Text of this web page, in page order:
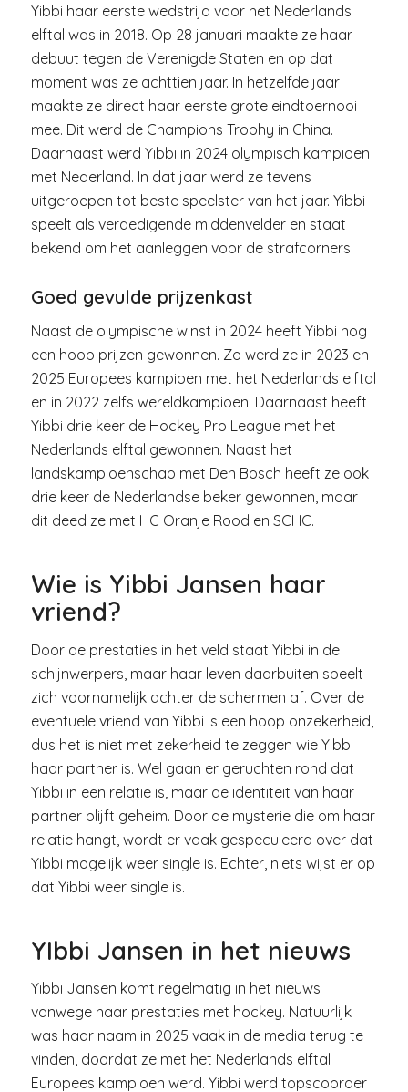
Yibbi haar eerste wedstrijd voor het Nederlands
elftal was in 2018. Op 28 januari maakte ze haar
debuut tegen de Verenigde Staten en op dat
moment was ze achttien jaar. In hetzelfde jaar
maakte ze direct haar eerste grote eindtoernooi
mee. Dit werd de Champions Trophy in China.
Daarnaast werd Yibbi in 2024 olympisch kampioen
met Nederland. In dat jaar werd ze tevens
uitgeroepen tot beste speelster van het jaar. Yibbi
speelt als verdedigende middenvelder en staat
bekend om het aanleggen voor de strafcorners.
Goed gevulde prijzenkast
Naast de olympische winst in 2024 heeft Yibbi nog
een hoop prijzen gewonnen. Zo werd ze in 2023 en
2025 Europees kampioen met het Nederlands elftal
en in 2022 zelfs wereldkampioen. Daarnaast heeft
Yibbi drie keer de Hockey Pro League met het
Nederlands elftal gewonnen. Naast het
landskampioenschap met Den Bosch heeft ze ook
drie keer de Nederlandse beker gewonnen, maar
dit deed ze met HC Oranje Rood en SCHC.
Wie is Yibbi Jansen haar
vriend?
Door de prestaties in het veld staat Yibbi in de
schijnwerpers, maar haar leven daarbuiten speelt
zich voornamelijk achter de schermen af. Over de
eventuele vriend van Yibbi is een hoop onzekerheid,
dus het is niet met zekerheid te zeggen wie Yibbi
haar partner is. Wel gaan er geruchten rond dat
Yibbi in een relatie is, maar de identiteit van haar
partner blijft geheim. Door de mysterie die om haar
relatie hangt, wordt er vaak gespeculeerd over dat
Yibbi mogelijk weer single is. Echter, niets wijst er op
dat Yibbi weer single is.
YIbbi Jansen in het nieuws
Yibbi Jansen komt regelmatig in het nieuws
vanwege haar prestaties met hockey. Natuurlijk
was haar naam in 2025 vaak in de media terug te
vinden, doordat ze met het Nederlands elftal
Europees kampioen werd. Yibbi werd topscoorder